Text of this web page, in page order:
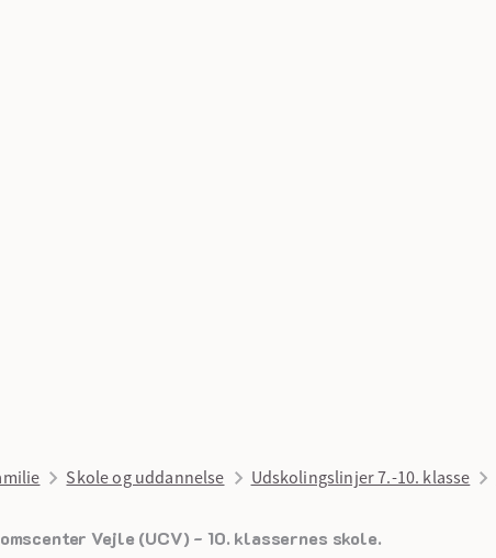
Skole og uddannelse Udskolingslinjer 7.-10. klasse
Vejle (UCV) - 10. klassernes skole.
senest opdateret 26. juni 2026